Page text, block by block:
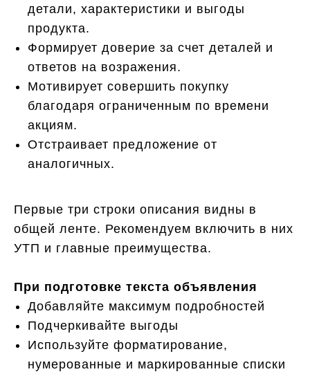
детали, характеристики и выгоды
продукта.
Формирует доверие за счет деталей и
ответов на возражения.
Мотивирует совершить покупку
благодаря ограниченным по времени
акциям.
Отстраивает предложение от
аналогичных.
Первые три строки описания видны в
общей ленте. Рекомендуем включить в них
УТП и главные преимущества.
При подготовке текста объявления
Добавляйте максимум подробностей
Подчеркивайте выгоды
Используйте форматирование,
нумерованные и маркированные списки